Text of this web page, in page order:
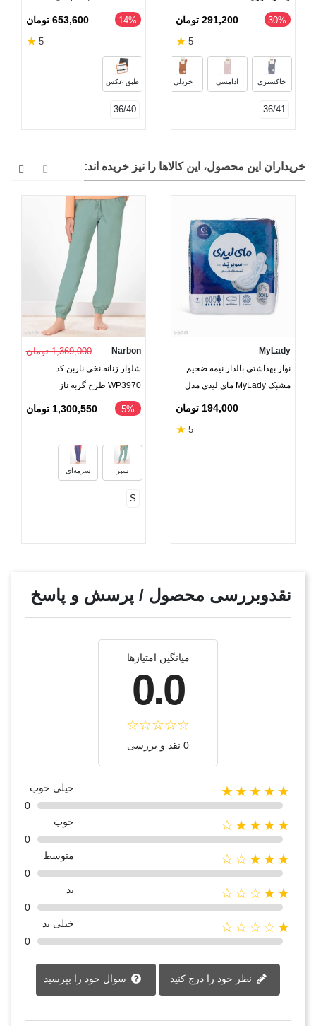
‎30% 291,200 تومان
5
★
خاکستری آدامسی خردلی
36/41
‎14% 653,600 تومان
5
★
طبق عکس
36/40
خریداران این محصول، این کالاها را نیز خریده اند:
MyLady
نوار بهداشتی بالدار نیمه ضخیم
مشبک MyLady مای لیدی مدل
Superpad خیلی خیلی بزرگ -
194,000 تومان
5
★
Narbon 1,369,000 تومان
شلوار زنانه نخی ناربن کد
WP3970 طرح گربه ناز
‎5% 1,300,550 تومان
سبز سرمه‌ای
S
نقدوبررسی محصول / پرسش و پاسخ
میانگین امتیازها
0.0
0 نقد و بررسی
★★★★★
خیلی خوب
0
★★★★☆
خوب
0
★★★☆☆
متوسط
0
★★☆☆☆
بد
0
★☆☆☆☆
خیلی بد
0
سوال خود را بپرسید